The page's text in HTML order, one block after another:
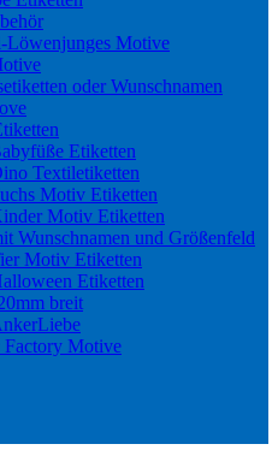
Löwenjunges Motive
oder Wunschnamen
Etiketten
Textiletiketten
Motiv Etiketten
Motiv Etiketten
Wunschnamen und Größenfeld
Motiv Etiketten
Etiketten
breit
Factory Motive